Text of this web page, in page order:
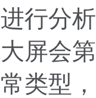
行分
屏会
类型